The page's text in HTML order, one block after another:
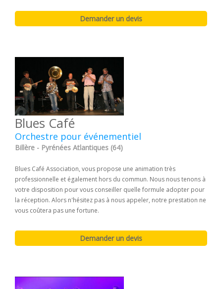
Blues Café
Orchestre pour événementiel
Billère - Pyrénées Atlantiques (64)
Blues Café Association, vous propose une animation très
professionnelle et également hors du commun. Nous nous tenons à
votre disposition pour vous conseiller quelle formule adopter pour
la réception. Alors n'hésitez pas à nous appeler, notre prestation ne
vous coûtera pas une fortune.